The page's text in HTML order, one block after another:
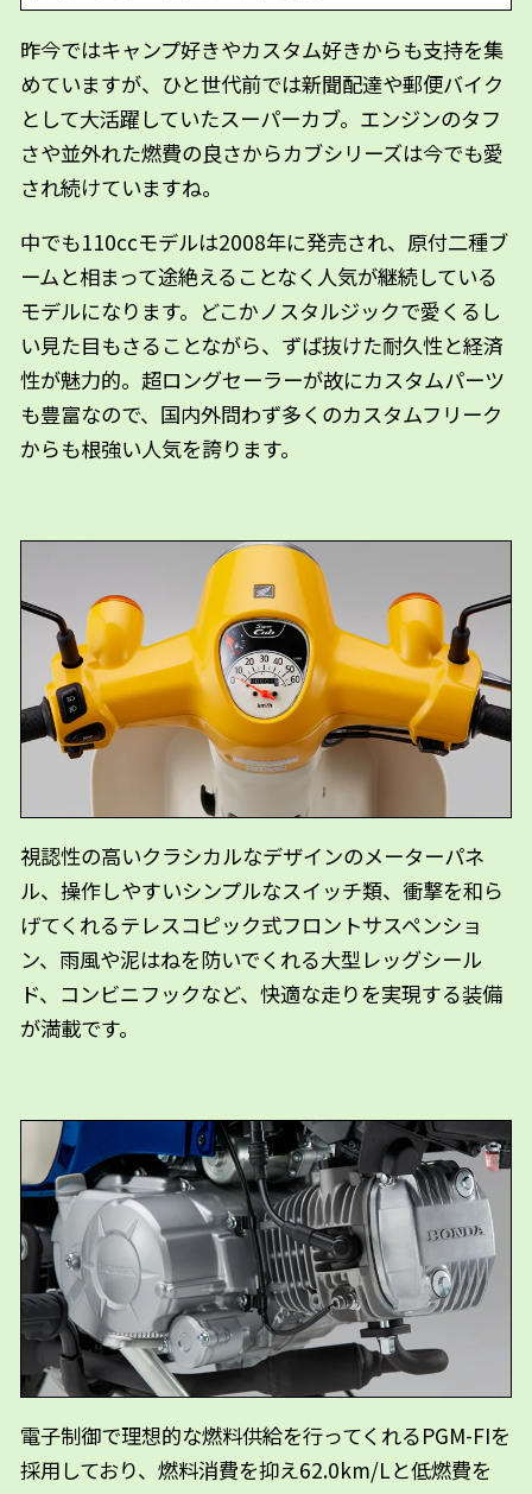
昨今ではキャンプ好きやカスタム好きからも支持を集
めていますが、ひと世代前では新聞配達や郵便バイク
として大活躍していたスーパーカブ。エンジンのタフ
さや並外れた燃費の良さからカブシリーズは今でも愛
され続けていますね。
中でも110ccモデルは2008年に発売され、原付二種ブ
ームと相まって途絶えることなく人気が継続している
モデルになります。どこかノスタルジックで愛くるし
い見た目もさることながら、ずば抜けた耐久性と経済
性が魅力的。超ロングセーラーが故にカスタムパーツ
も豊富なので、国内外問わず多くのカスタムフリーク
からも根強い人気を誇ります。
視認性の高いクラシカルなデザインのメーターパネ
ル、操作しやすいシンプルなスイッチ類、衝撃を和ら
げてくれるテレスコピック式フロントサスペンショ
ン、雨風や泥はねを防いでくれる大型レッグシール
ド、コンビニフックなど、快適な走りを実現する装備
が満載です。
電子制御で理想的な燃料供給を行ってくれるPGM-FIを
採用しており、燃料消費を抑え62.0km/Lと低燃費を